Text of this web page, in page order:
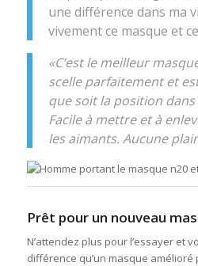
une différence dans ma
vivement ce masque et
«C’est le meilleur
scelle parfaitement et
que soit la position
Facile à mettre et à
les aimants. Aucune
Prêt pour un nouveau
N’attendez plus pour l’essayer et
différence qu’un masque